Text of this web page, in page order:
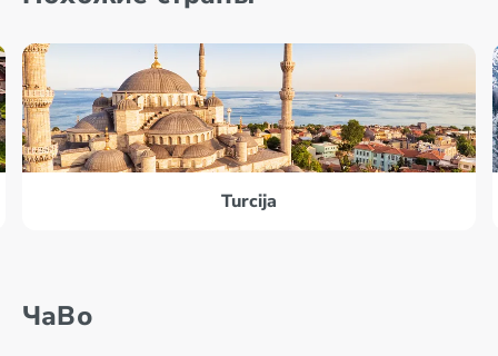
Turcija
ЧаВо